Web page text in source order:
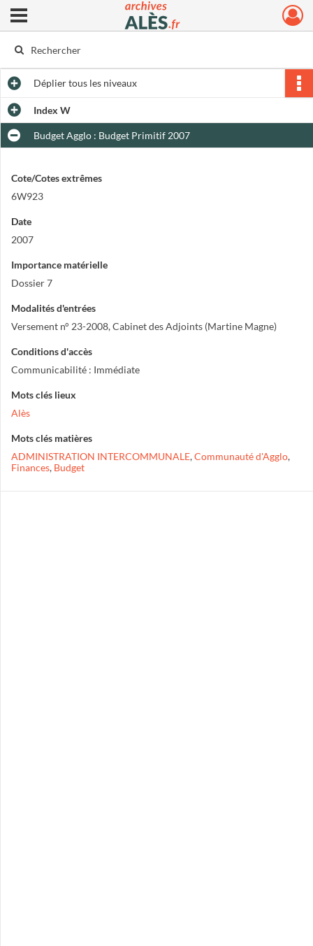
Archives municipales d'Alès
Ouvrir le menu déroulant
Dépliertous les niveaux
Index W
Budget Agglo : Budget Primitif 2007
Cote/Cotes extrêmes
6W923
Date
2007
Importance matérielle
Dossier 7
Modalités d'entrées
Versement n° 23-2008, Cabinet des Adjoints (Martine Magne)
Conditions d'accès
Communicabilité : Immédiate
Mots clés lieux
Alès
Mots clés matières
ADMINISTRATION INTERCOMMUNALE,Communauté d'Agglo,
Finances, Budget